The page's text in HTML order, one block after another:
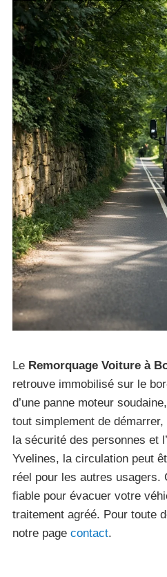
Le Remorquage Voiture à
retrouve immobilisé sur le
d’une panne moteur
tout simplement de
la sécurité des personnes et
Yvelines, la circulation peut
réel pour les autres usagers.
fiable pour évacuer votre
traitement agréé. Pour toute
notre page contact.